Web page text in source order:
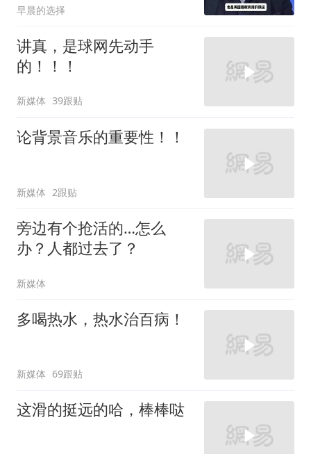
早晨的选择
讲真，是球网先动手
的！！！
新媒体 39跟贴
论背景音乐的重要性！！
新媒体 2跟贴
旁边有个抢活的…怎么
办？人都过去了？
新媒体
多喝热水，热水治百病！
新媒体 69跟贴
这滑的挺远的哈，棒棒哒